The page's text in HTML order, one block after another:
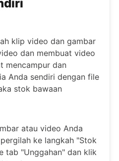
klip video dan gambar
dan membuat video
mencampur dan
Anda sendiri dengan file
stok bawaan
atau video Anda
ke langkah "Stok
tab "Unggahan" dan klik